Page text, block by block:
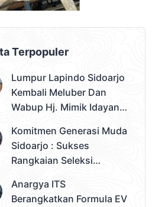
Terpopuler
Lumpur Lapindo Sidoarjo
Kembali Meluber Dan
Wabup Hj. Mimik Idayana
Komitmen Generasi Muda
Sidoarjo : Sukses
Rangkaian Seleksi
Pemilihan Duta Muda
Sidoarjo 2026
Anargya ITS
Berangkatkan Formula EV